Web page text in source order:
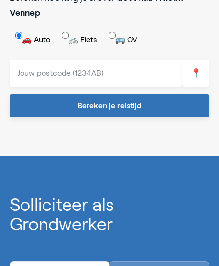
Vennep
🚗 Auto 🚲 Fiets 🚌 OV
📍
Bereken je reistijd
Solliciteer als
Grondwerker